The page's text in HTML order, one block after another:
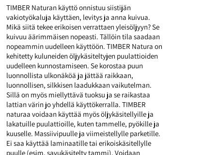
TIMBER Naturan käyttö onnistuu siistijän
vakiotyökaluja käyttäen, levitys ja anna kuivua.
Mikä siitä tekee erikoisen verrattaen yleisöljyyn? Se
kuivuu äärimmäisen nopeasti. Tällöin tila saadaan
nopeammin uudelleen käyttöön. TIMBER Natura on
kehitetty kuluneiden öljykäsiteltyjen puulattioiden
uudelleen kunnostamiseen. Se korostaa puun
luonnollista ulkonäköä ja jättää raikkaan,
luonnollisen, silkkisen laadukkaan vaikutelman.
Sillä on myös miellyttävä tuoksu ja se raikastaa
lattian värin jo yhdellä käyttökerralla. TIMBER
naturaa voidaan käyttää myös öljykäsitellyille ja
lakatuille puulattioille, kuten tammelle, pyökille ja
kuuselle. Massiivipuulle ja viimeistellylle parketille.
Ei saa käyttää laminaatille tai erikoiskäsitellylle
puulle (esim. savukäsitelty tammi). Voidaan